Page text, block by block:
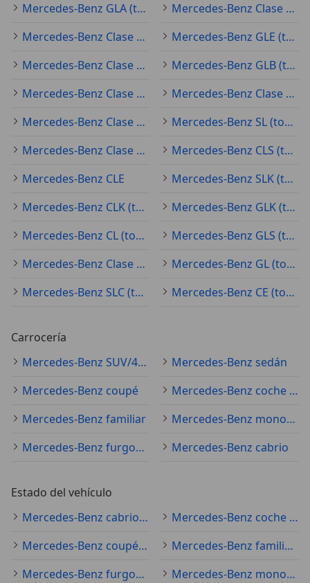
Mercedes-Benz GLA (todo)
Mercedes-Benz Clase E (todo)
Mercedes-Benz Clase B (todo)
Mercedes-Benz GLE (todo)
Mercedes-Benz Clase EQ (todo)
Mercedes-Benz GLB (todo)
Mercedes-Benz Clase V (todo)
Mercedes-Benz Clase S (todo)
Mercedes-Benz Clase G (todo)
Mercedes-Benz SL (todo)
Mercedes-Benz Clase M (todo)
Mercedes-Benz CLS (todo)
Mercedes-Benz CLE
Mercedes-Benz SLK (todo)
Mercedes-Benz CLK (todo)
Mercedes-Benz GLK (todo)
Mercedes-Benz CL (todo)
Mercedes-Benz GLS (todo)
Mercedes-Benz Clase R (todo)
Mercedes-Benz GL (todo)
Mercedes-Benz SLC (todo)
Mercedes-Benz CE (todo)
Carrocería
Mercedes-Benz SUV/4x4/pickup
Mercedes-Benz sedán
Mercedes-Benz coupé
Mercedes-Benz coche pequeño
Mercedes-Benz familiar
Mercedes-Benz monovolumen
Mercedes-Benz furgoneta
Mercedes-Benz cabrio
Estado del vehículo
Mercedes-Benz cabrio ocasión
Mercedes-Benz coche pequeño ocasión
Mercedes-Benz coupé ocasión
Mercedes-Benz familiar ocasión
Mercedes-Benz furgoneta ocasión
Mercedes-Benz monovolumen ocasión